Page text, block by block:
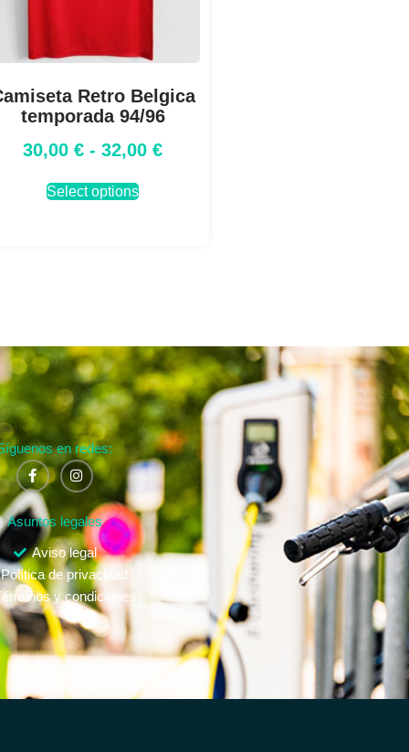
Retro Belgica
temporada 94/96
30,00 € - 32,00 €
Select options
en redes:
Asuntos legales
Aviso legal
Política de privacidad
y condiciones